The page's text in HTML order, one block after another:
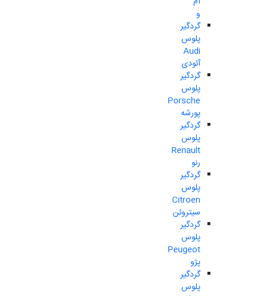
و
گردگیر
پلوس
Audi
آئودی
گردگیر
پلوس
Porsche
پورشه
گردگیر
پلوس
Renault
رنو
گردگیر
پلوس
Citroen
سیتروئن
گردگیر
پلوس
Peugeot
پژو
گردگیر
پلوس